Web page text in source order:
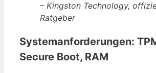
– Kingston Technology,
Ratgeber
Systemanforderungen:
Secure Boot, RAM